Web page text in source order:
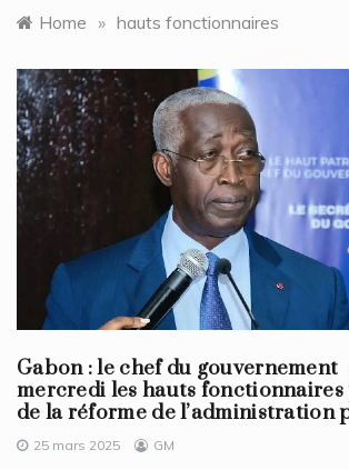
Home » hauts fonctionnaires
Gabon : le chef du gouvernement
mercredi les hauts
de la réforme de l’administration
25 mars 2025 GM